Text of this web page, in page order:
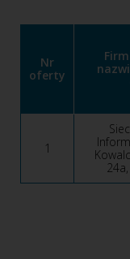
Nr
oferty
1